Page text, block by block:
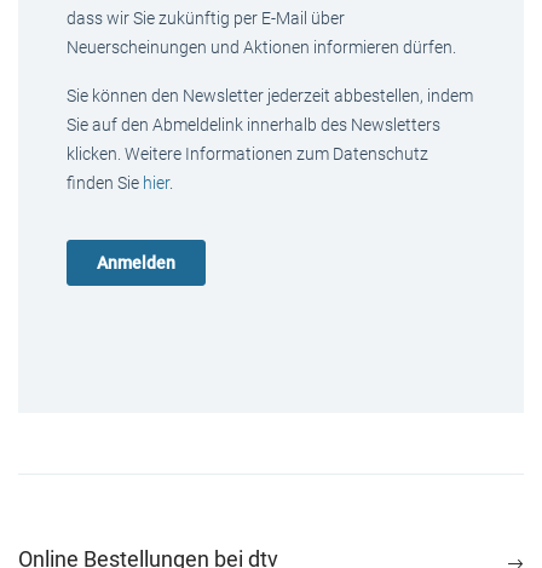
dass wir Sie zukünftig per E-Mail über
Neuerscheinungen und Aktionen informieren dürfen.
Sie können den Newsletter jederzeit abbestellen, indem
Sie auf den Abmeldelink innerhalb des Newsletters
klicken. Weitere Informationen zum Datenschutz
finden Sie hier.
Online Bestellungen bei dtv